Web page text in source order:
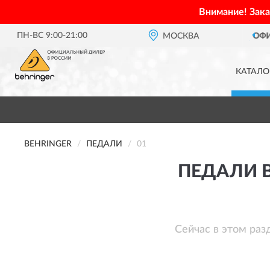
Внимание!
ПН-ВС 9:00-21:00 МОСКВА
ОФИЦИАЛЬНЫЙ ДИЛЕР
BEHRINGER ПЕДАЛИ 01
ПЕДАЛИ
Сейчас в этом